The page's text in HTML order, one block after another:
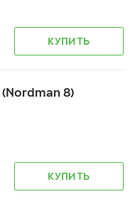
КУПИТЬ
8)
КУПИТЬ